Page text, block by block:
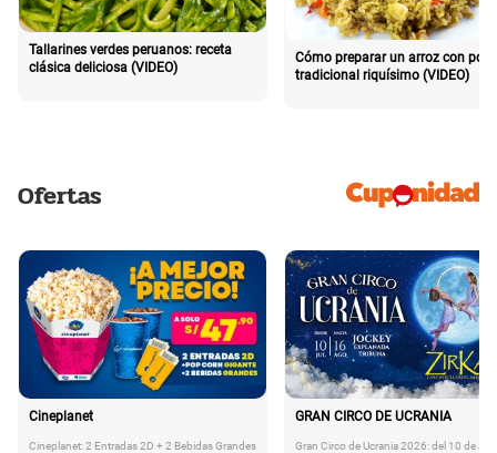
Tallarines verdes peruanos: receta
clásica deliciosa (VIDEO)
Cómo preparar un arroz con pollo
tradicional riquísimo (VIDEO)
Ofertas
Cineplanet
Cineplanet: 2 Entradas 2D + 2 Bebidas Grandes
GRAN CIRCO DE UCRANIA
Gran Circo de Ucrania 2026: del 10 de